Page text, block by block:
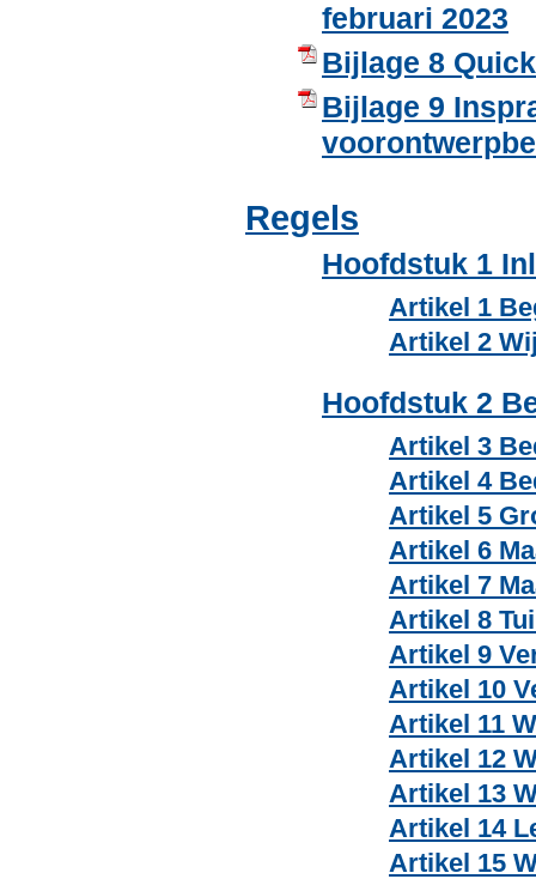
februari 2023
Bijlage 8
Bijlage 9
Regels
Hoofdstuk 1
Artikel 1
Artikel 2
Hoofdstuk 2
Artikel 3
Artikel 4
Artikel 5
Artikel 6
Artikel 7
Artikel 8
Artikel 9
Artikel 10
Artikel 11
Artikel 12
Artikel 13
Artikel 14
Artikel 15